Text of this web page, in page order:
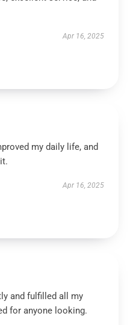
Apr 16, 2025
my daily life, and
Apr 16, 2025
and fulfilled all my
for anyone looking.